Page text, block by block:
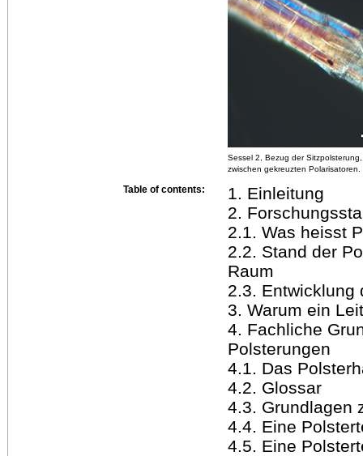
Sessel 2, Bezug der
zwischen gekreuzten
Table of contents:
1. Einleitung
2.
2.1. Was heisst
2.2. Stand der
Raum
2.3. Entwicklung
3. Warum ein
4. Fachliche
Polsterungen
4.1. Das
4.2. Glossar
4.3. Grundlagen
4.4. Eine
4.5. Eine